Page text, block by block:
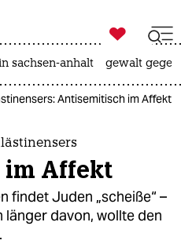
ich

taz zahl ich
sachsen-anhalt gewalt
Antisemitisch im Affekt
Affekt
findet Juden „scheiße“ –
länger davon, wollte den